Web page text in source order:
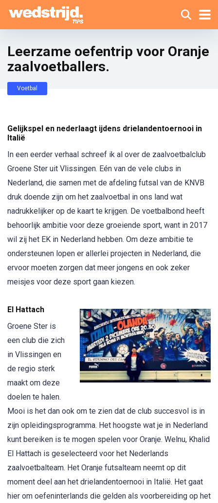
Leerzame oefentrip voor Oranje
zaalvoetballers.
Voetbal
Gelijkspel en nederlaagt ijdens drielandentoernooi in
Italië
In een eerder verhaal schreef ik al over de zaalvoetbalclub
Groene Ster uit Vlissingen. Eén van de vele clubs in
Nederland, die samen met de afdeling futsal van de KNVB
druk doende zijn om het zaalvoetbal in ons land wat
nadrukkelijker op de kaart te krijgen. De voetbalbond heeft
behoorlijk ambitie voor deze groeiende sport, want in 2017
wil zij het EK in Nederland hebben. Om deze ambitie te
ondersteunen lopen er allerlei projecten in Nederland, die
ervoor moeten zorgen dat meer jongens en ook zeker
meisjes voor deze sport gaan kiezen.
El Hattach
Groene Ster is
een club die zich
in Vlissingen en
de regio sterk
maakt om deze
doelen te halen.
Mooi is het dan ook om te zien dat de club succesvol is in
zijn opleidingsprogramma. Het hoogste wat je in Nederland
kunt bereiken is te mogen spelen voor Oranje. Welnu, Khalid
El Hattach is geselecteerd voor het Nederlands
zaalvoetbalteam. Het Oranje futsalteam neemt op dit
moment deel aan het drielandentoernooi in Italië. Het gaat
hier om oefeninterlands die gelden als voorbereiding op het